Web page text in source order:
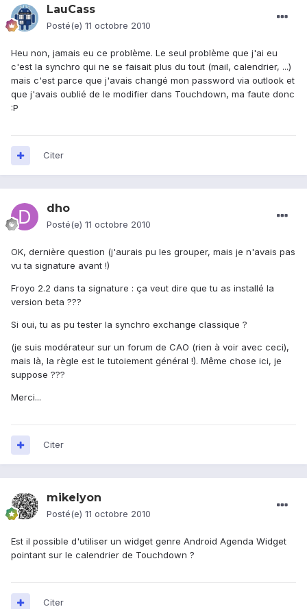
LauCass
Posté(e) 11 octobre 2010
Heu non, jamais eu ce problème. Le seul problème que j'ai eu
c'est la synchro qui ne se faisait plus du tout (mail, calendrier, ...)
mais c'est parce que j'avais changé mon password via outlook et
que j'avais oublié de le modifier dans Touchdown, ma faute donc
:P
Citer
dho
Posté(e) 11 octobre 2010
OK, dernière question (j'aurais pu les grouper, mais je n'avais pas
vu ta signature avant !)
Froyo 2.2 dans ta signature : ça veut dire que tu as installé la
version beta ???
Si oui, tu as pu tester la synchro exchange classique ?
(je suis modérateur sur un forum de CAO (rien à voir avec ceci),
mais là, la règle est le tutoiement général !). Même chose ici, je
suppose ???
Merci...
Citer
mikelyon
Posté(e) 11 octobre 2010
Est il possible d'utiliser un widget genre Android Agenda Widget
pointant sur le calendrier de Touchdown ?
Citer